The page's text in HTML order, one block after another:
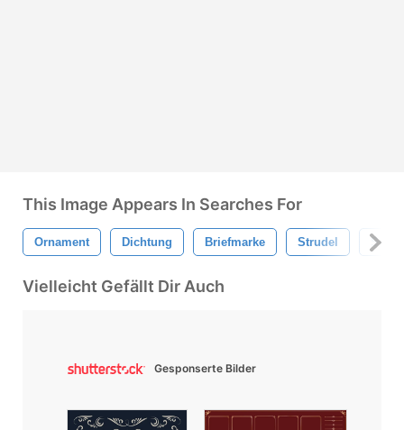
This Image Appears In Searches For
Ornament Dichtung Briefmarke Strudel Swirl
Vielleicht Gefällt Dir Auch
Gesponserte Bilder